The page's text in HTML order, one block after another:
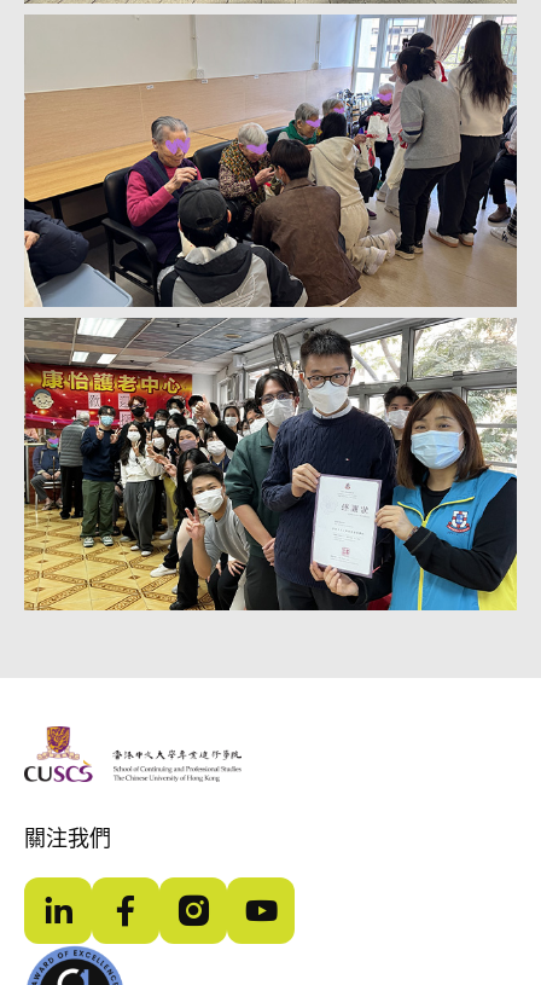
The Chinese Univeristy of hong Kong
關注我們
LinkedInFacebookInstagramYouTube